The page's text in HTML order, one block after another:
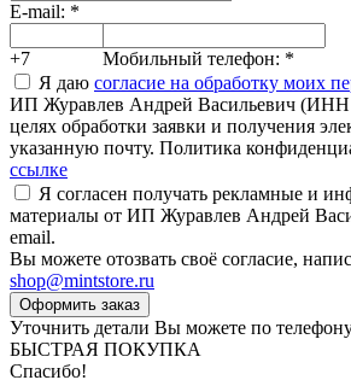
E-mail: *
+7 Мобильный телефон: *
Я даю согласие на обработку моих
ИП Журавлев Андрей Васильевич (ИНН
целях обработки заявки и получения
указанную почту. Политика
ссылке
Я согласен получать рекламные и
материалы от ИП Журавлев Андрей
email.
Вы можете отозвать своё согласие,
shop@mintstore.ru
Оформить заказ
Уточнить детали Вы можете по
БЫСТРАЯ ПОКУПКА
Спасибо!